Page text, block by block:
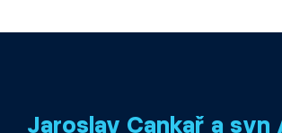
Jaroslav Cankař a syn